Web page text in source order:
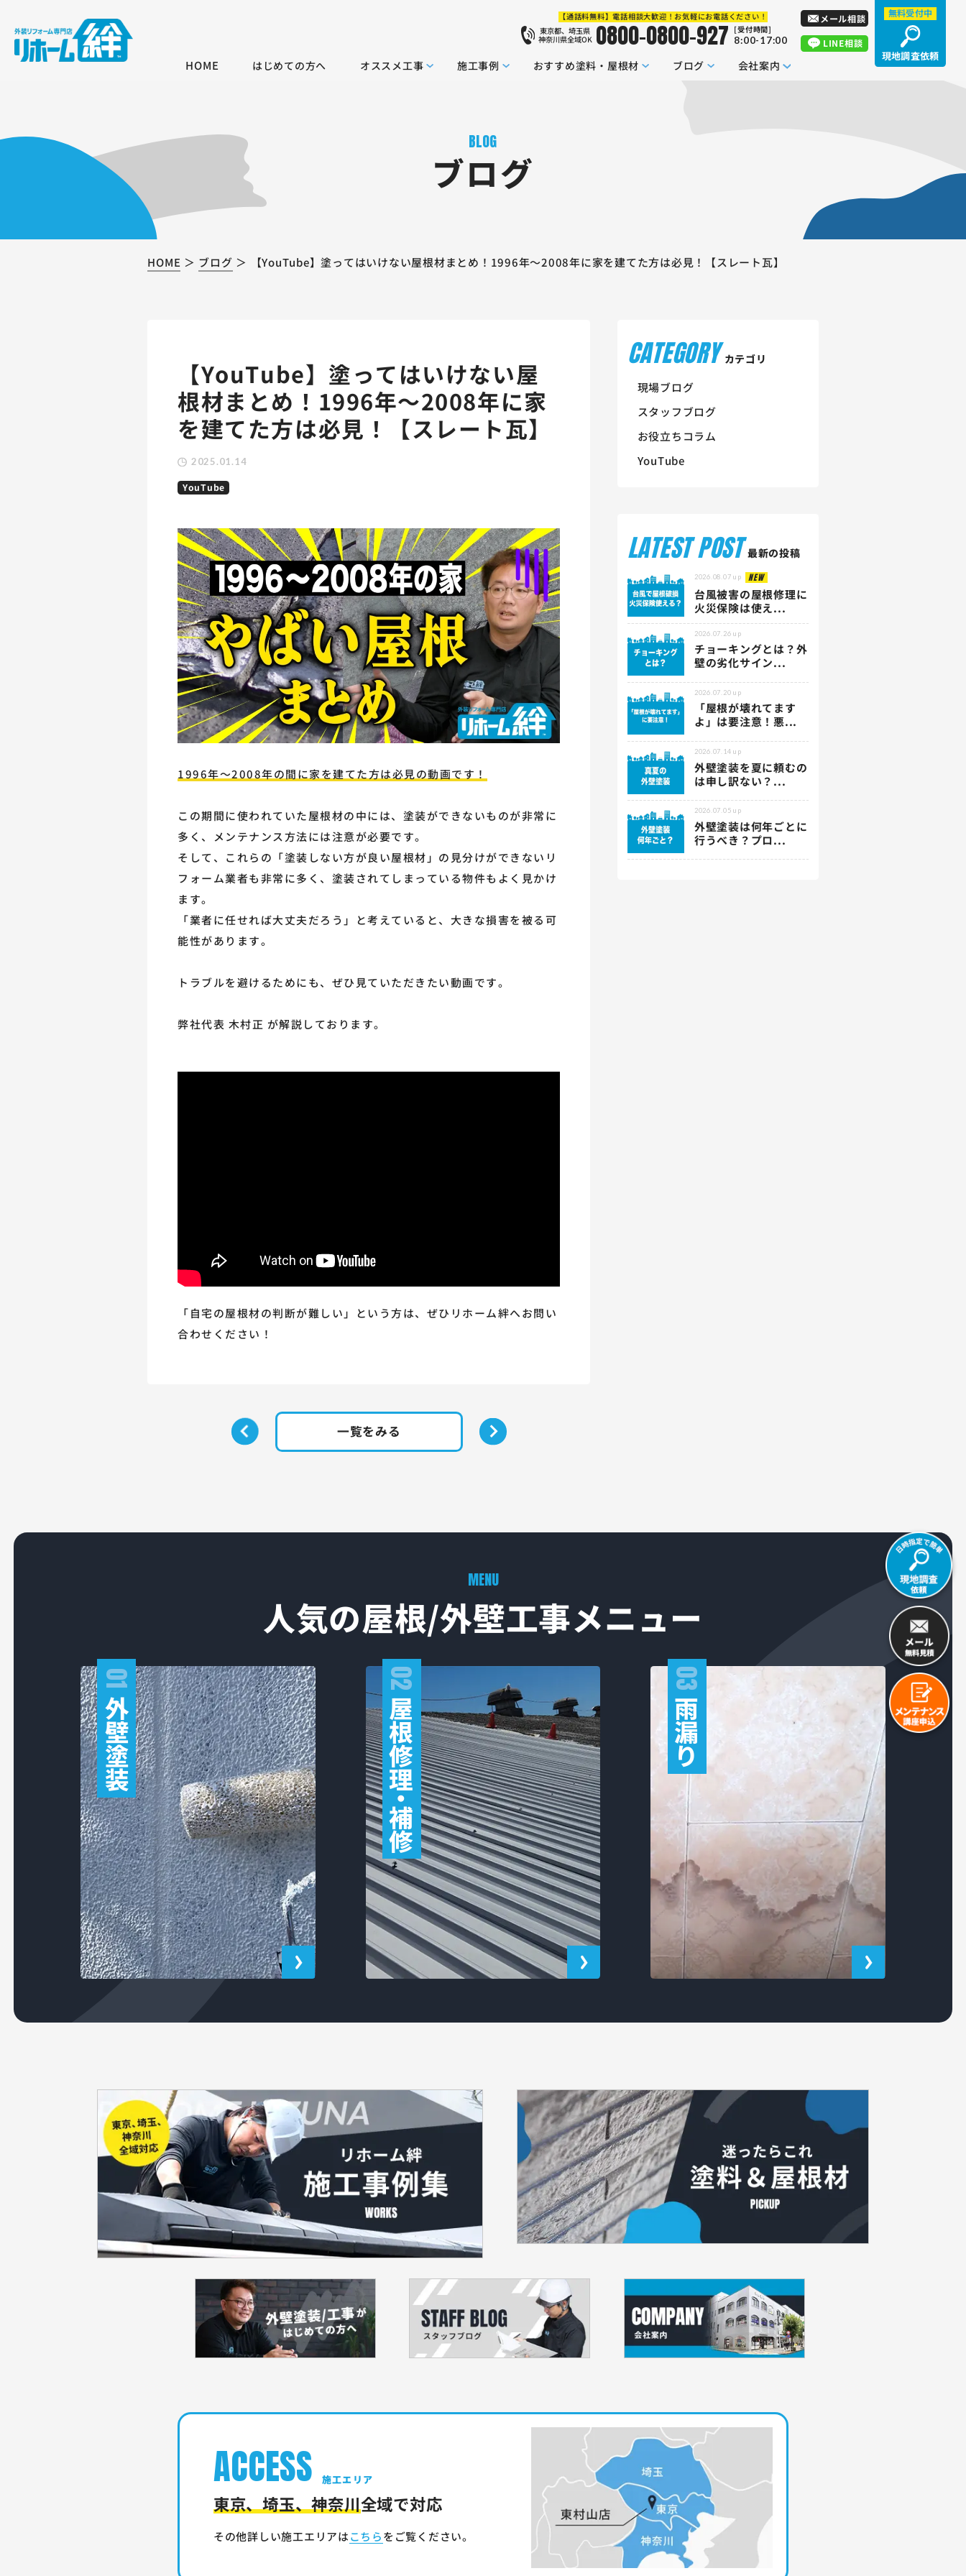
HOME はじめての方へ オススメ工事 施工事例 おすすめ塗料・屋根材 ブログ 会社案内
【通話料無料】電話相談大歓迎！お気軽にお電話ください！
東京都、埼玉県
神奈川県全域OK 0800-0800-927 [受付時間]
8:00-17:00
無料受付中
現地調査依頼
メール相談
LINE相談
BLOG
ブログ
HOME ブログ 【YouTube】塗ってはいけない屋根材まとめ！1996年～2008年に家を建てた方は必見！【スレート瓦】
【YouTube】塗ってはいけない屋
根材まとめ！1996年～2008年に家
を建てた方は必見！【スレート瓦】
2025.01.14
YouTube
1996年～2008年の間に家を建てた方は必見の動画です！
この期間に使われていた屋根材の中には、塗装ができないものが非常に
多く、メンテナンス方法には注意が必要です。
そして、これらの「塗装しない方が良い屋根材」の見分けができないリ
フォーム業者も非常に多く、塗装されてしまっている物件もよく見かけ
ます。
「業者に任せれば大丈夫だろう」と考えていると、大きな損害を被る可
能性があります。
トラブルを避けるためにも、ぜひ見ていただきたい動画です。
弊社代表 木村正 が解説しております。
「自宅の屋根材の判断が難しい」という方は、ぜひリホーム絆へお問い
合わせください！
一覧をみる
CATEGORY カテゴリ
現場ブログ
スタッフブログ
お役立ちコラム
YouTube
LATEST POST 最新の投稿
2026.08.07 up NEW
台風被害の屋根修理に
火災保険は使え...
2026.07.26 up
チョーキングとは？外
壁の劣化サイン...
2026.07.20 up
「屋根が壊れてます
よ」は要注意！悪...
2026.07.14 up
外壁塗装を夏に頼むの
は申し訳ない？...
2026.07.05 up
外壁塗装は何年ごとに
行うべき？プロ...
MENU
人気の屋根/外壁工事メニュー
01
外
壁
塗
装
02
屋
根
修
理
・
補
修
03
雨
漏
り
ACCESS 施工エリア
東京、埼玉、神奈川全域で対応
その他詳しい施工エリアはこちらをご覧ください。